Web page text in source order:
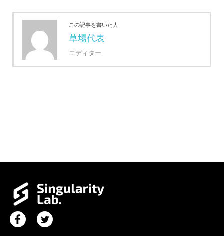
この記事を書いた人
草場代表
エディター